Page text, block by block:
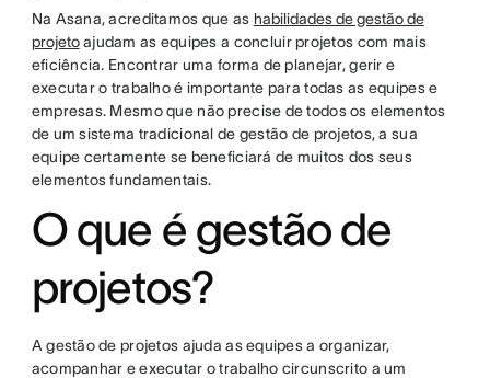
Na Asana, acreditamos que as habilidades de gestão de
projetoajudam as equipes a concluir projetos com mais
eficiência. Encontrar uma forma de planejar, gerir e
executar o trabalho é importante para todas as equipes e
empresas. Mesmo que não precise de todos os elementos
de um sistema tradicional de gestão de projetos, a sua
equipe certamente se beneficiará de muitos dos seus
elementos fundamentais.
O que é gestão de
projetos?
A gestão de projetos ajuda as equipes a organizar,
acompanhar e executar o trabalho circunscrito a um